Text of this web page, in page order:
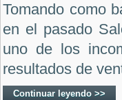
Tomando como
en el pasado
uno de los
resultados de
Continuar leyendo >>